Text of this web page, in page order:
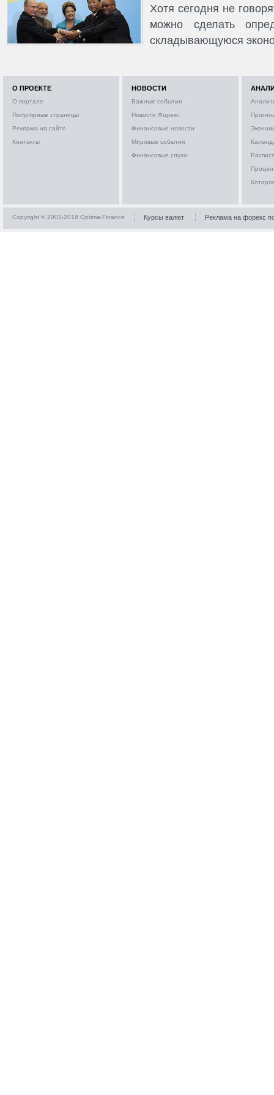
Хотя сегодня не
можно сделать
складывающуюся
О ПРОЕКТЕ
О портале
Популярные страницы
Реклама на сайте
Контакты
НОВОСТИ
Важные события
Новости Форекс
Финансовые новости
Мировые события
Финансовые слухи
Copyright © 2003-2018 Optima-Finance Курсы валют Реклама на форекс